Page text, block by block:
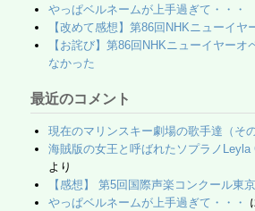
やっぱベルネームが上手過ぎて・・・
【改めて感想】第86回NHKニューイヤ
【お詫び】第86回NHKニューイヤーオ
なかった
最近のコメント
現在のマリンスキー劇場の歌手達（その
海賊版の女王と呼ばれたソプラノLeyla
より
【感想】 第5回国際声楽コンクール東京
やっぱベルネームが上手過ぎて・・・